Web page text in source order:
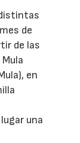
de
de las
en
una